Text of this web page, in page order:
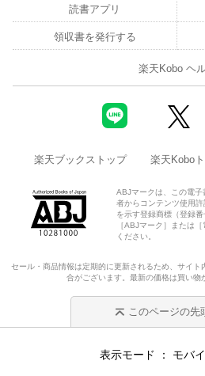
読書アプリ
領収書を発行する
楽天Kobo ヘ
楽天ブックストップ 楽天Kobo
ABJマークは、この電
者からコンテンツ使用
を示す登録商標（登録
［ABJマーク］または
ください。
セール・商品情報は定期的に更新されるため、サイ
合がございます。最新の価格は買い物
このページの先
表示モード モバ